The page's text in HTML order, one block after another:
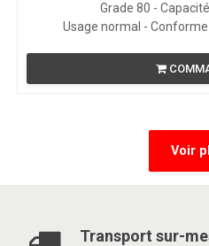
Grade 80 -
Usage normal -
Voir
Transport sur-